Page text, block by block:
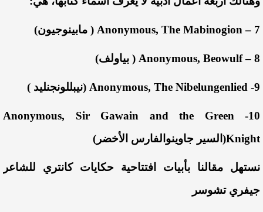
7 – Anonymous, The Mabinogion ( مابينوجيون)
8 – Anonymous, Beowulf ( بياولف)
9- Anonymous, The Nibelungenlied ( نيبللونجنليد )
10- Anonymous, Sir Gawain and the Green
Knight( السير جاوينوالفارس الأخضر )
نستهل مقالنا بأبيات افتتاحية حكايات كانتري
للشاعر
جيفري تشوسر